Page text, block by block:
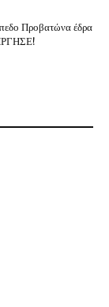
Προβατώνα έδρα